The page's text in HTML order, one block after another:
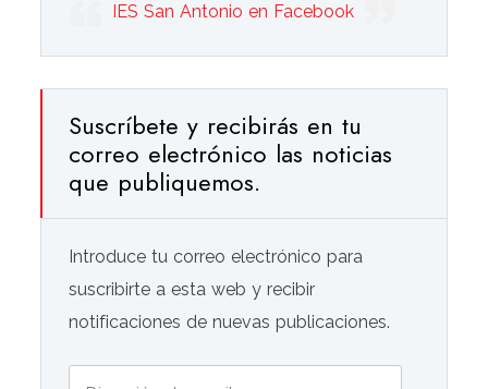
IES San Antonio en Facebook
Suscríbete y recibirás en tu
correo electrónico las noticias
que publiquemos.
Introduce tu correo electrónico para
suscribirte a esta web y recibir
notificaciones de nuevas publicaciones.